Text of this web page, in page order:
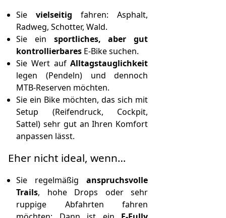
Sievielseitig fahren: Asphalt,
Radweg, Schotter, Wald.
Sie ein sportliches, aber gut
kontrollierbares E-Bike suchen.
Sie Wert aufAlltagstauglichkeit
legen (Pendeln) und dennoch
MTB-Reserven möchten.
Sie ein Bike möchten, das sich mit
Setup (Reifendruck, Cockpit,
Sattel) sehr gut an Ihren Komfort
anpassen lässt.
Eher nicht ideal, wenn…
Sie regelmäßiganspruchsvolle
Trails, hohe Drops oder sehr
ruppige Abfahrten fahren